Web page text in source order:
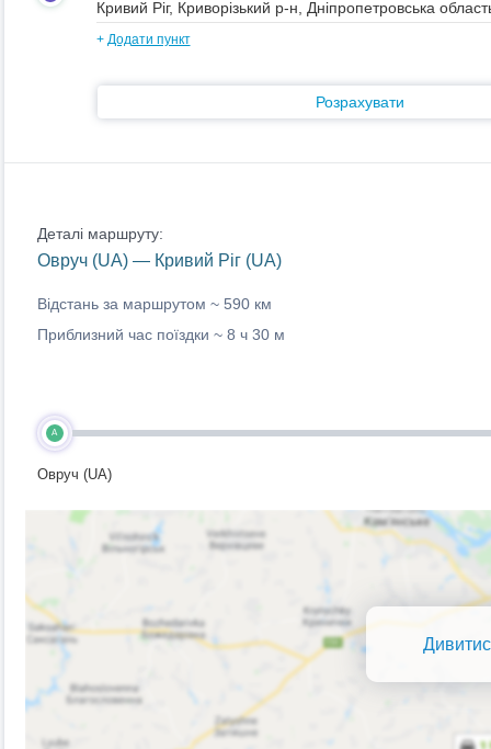
+ Додати пункт
Розрахувати
Деталі маршруту:
Овруч (UA) — Кривий Ріг (UA)
Відстань за маршрутом ~ 590 км
Приблизний час поїздки ~ 8 ч 30 м
A
Овруч (UA)